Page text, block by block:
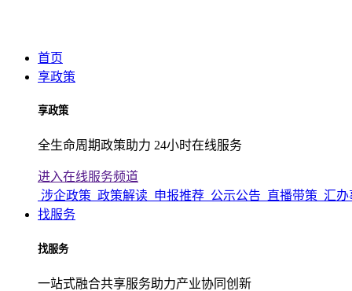
首页
享政策
享政策
全生命周期政策助力 24小时在线服务
进入在线服务频道
涉企政策 政策解读 申报推荐 公示公告 直播带策 汇办
找服务
找服务
一站式融合共享服务助力产业协同创新